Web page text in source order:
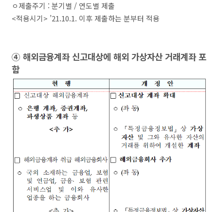
ㅇ제출주기 : 분기별 / 연도별 제출
<적용시기> ’21.10.1. 이후 제출하는 분부터 적용
④ 해외금융계좌 신고대상에 해외 가상자산 거래계좌 포
함